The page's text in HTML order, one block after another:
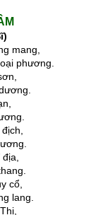
mang,
phương.
cổ,
lang.